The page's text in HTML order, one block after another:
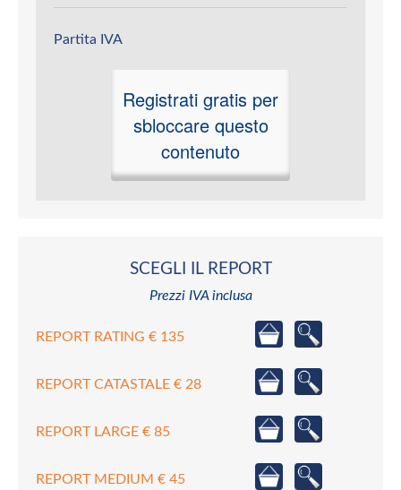
Partita IVA
Registrati gratis per
sbloccare questo
contenuto
SCEGLI IL REPORT
Prezzi IVA inclusa
REPORT RATING € 135
REPORT CATASTALE € 28
REPORT LARGE € 85
REPORT MEDIUM € 45